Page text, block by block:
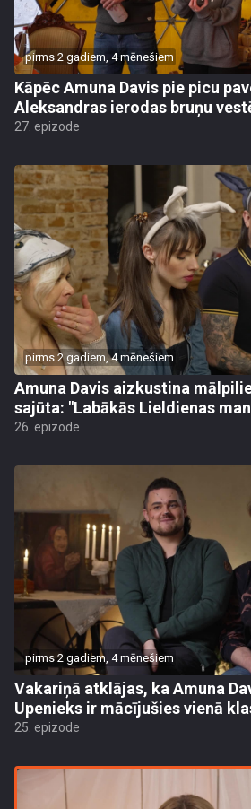
pirms 2 gadiem, 4 mēnešiem
Kāpēc Amuna Davis pie picu
Aleksandras ierodas bruņu
27. epizode
pirms 2 gadiem, 4 mēnešiem
Amuna Davis aizkustina
sajūta: "Labākās Lieldienas
26. epizode
pirms 2 gadiem, 4 mēnešiem
Vakariņā atklājas, ka Amuna
Upenieks ir mācījušies vienā
25. epizode